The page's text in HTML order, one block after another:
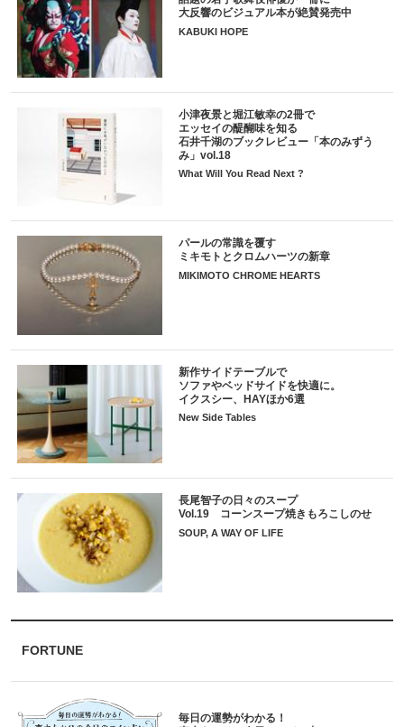
大反響のビジュアル本が絶賛発売中
KABUKI HOPE
小津夜景と堀江敏幸の2冊で
エッセイの醍醐味を知る
石井千湖のブックレビュー「本のみずう
み」vol.18
What Will You Read Next ?
パールの常識を覆す
ミキモトとクロムハーツの新章
MIKIMOTO CHROME HEARTS
新作サイドテーブルで
ソファやベッドサイドを快適に。
イクスシー、HAYほか6選
New Side Tables
長尾智子の日々のスープ
Vol.19 コーンスープ焼きもろこしのせ
SOUP, A WAY OF LIFE
FORTUNE
毎日の運勢がわかる！